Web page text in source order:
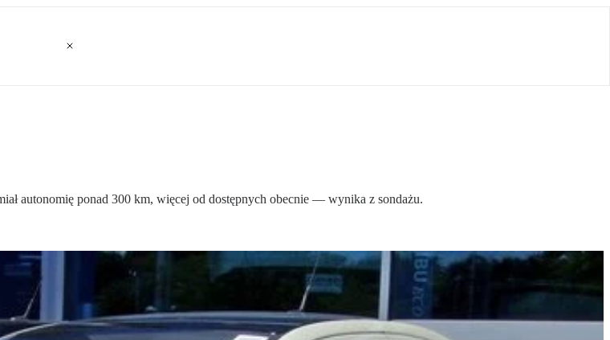
autonomię ponad 300 km, więcej od dostępnych obecnie — wynika z sondażu.